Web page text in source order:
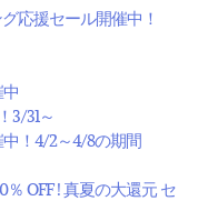
応援セール開催中！
3/31～
！4/2～4/8の期間
OFF ! 真夏の大還元 セ